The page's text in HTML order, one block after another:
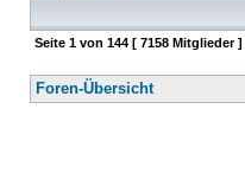
Seite 1 von 144 [ 7158 Mitglieder ]
Foren-Übersicht